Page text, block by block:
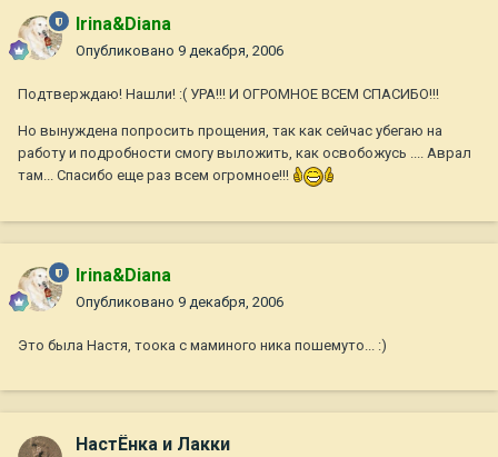
Irina&Diana
Опубликовано 9 декабря, 2006
Подтверждаю! Нашли! :( УРА!!! И ОГРОМНОЕ ВСЕМ СПАСИБО!!!
Но вынуждена попросить прощения, так как сейчас убегаю на
работу и подробности смогу выложить, как освобожусь .... Аврал
там... Спасибо еще раз всем огромное!!!
Irina&Diana
Опубликовано 9 декабря, 2006
Это была Настя, тоока с маминого ника пошемуто... :)
НастЁнка и Лакки